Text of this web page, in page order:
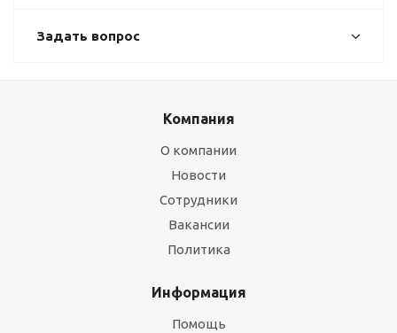
Задать вопрос
Компания
О компании
Новости
Сотрудники
Вакансии
Политика
Информация
Помощь